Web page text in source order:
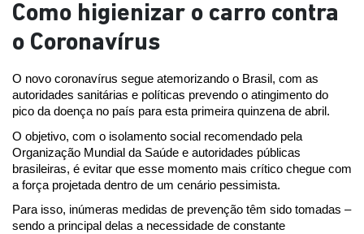
Como higienizar o carro contra
o Coronavírus
O novo coronavírus segue atemorizando o Brasil, com as
autoridades sanitárias e políticas prevendo o atingimento do
pico da doença no país para esta primeira quinzena de abril.
O objetivo, com o isolamento social recomendado pela
Organização Mundial da Saúde e autoridades públicas
brasileiras, é evitar que esse momento mais crítico chegue com
a força projetada dentro de um cenário pessimista.
Para isso, inúmeras medidas de prevenção têm sido tomadas –
sendo a principal delas a necessidade de constante